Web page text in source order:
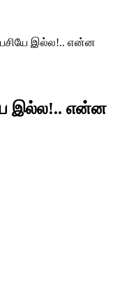
இல்ல!.. என்ன
இல்ல!.. என்ன